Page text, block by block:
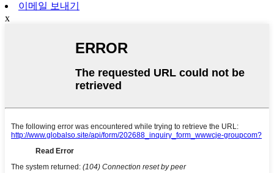
이메일 보내기
x